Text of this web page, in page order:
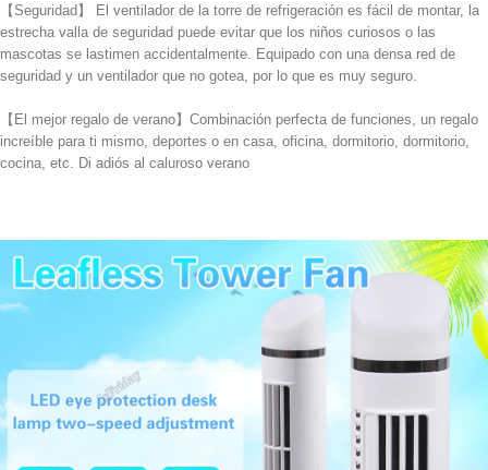
【Seguridad】 El ventilador de la torre de refrigeración es fácil de montar, la
estrecha valla de seguridad puede evitar que los niños curiosos o las
mascotas se lastimen accidentalmente. Equipado con una densa red de
seguridad y un ventilador que no gotea, por lo que es muy seguro.
【El mejor regalo de verano】Combinación perfecta de funciones, un regalo
increíble para ti mismo, deportes o en casa, oficina, dormitorio, dormitorio,
cocina, etc. Di adiós al caluroso verano